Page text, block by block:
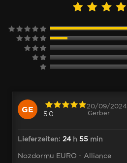
GE 5.0
20/09/2024
.Gerber
Lieferzeiten: 24h 55 min
Nozdormu EURO - Alliance